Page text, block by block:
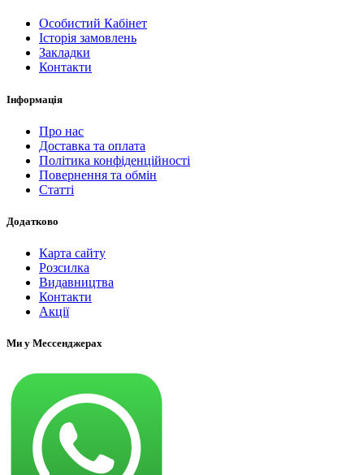
Особистий Кабінет
Історія замовлень
Закладки
Контакти
Інформація
Про нас
Доставка та оплата
Політика конфіденційності
Повернення та обмін
Статті
Додатково
Карта сайту
Розсилка
Видавництва
Контакти
Акції
Ми у Мессенджерах